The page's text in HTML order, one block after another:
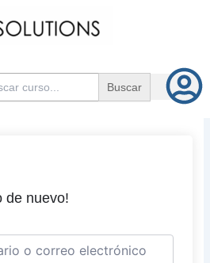
de nuevo!